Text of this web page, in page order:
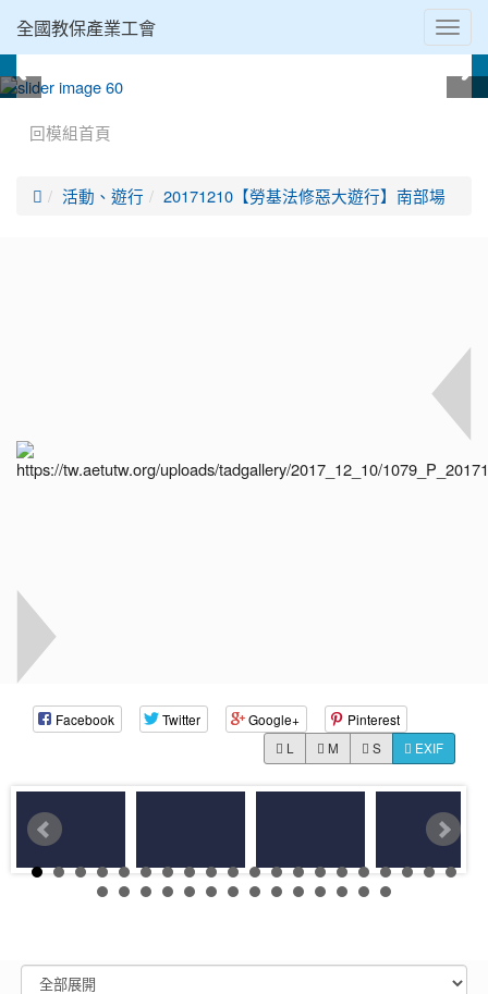
全國教保產業工會
回模組首頁
 活動、遊行 20171210【勞基法修惡大遊行】南部場
Facebook Twitter Google+ Pinterest
L M S EXIF